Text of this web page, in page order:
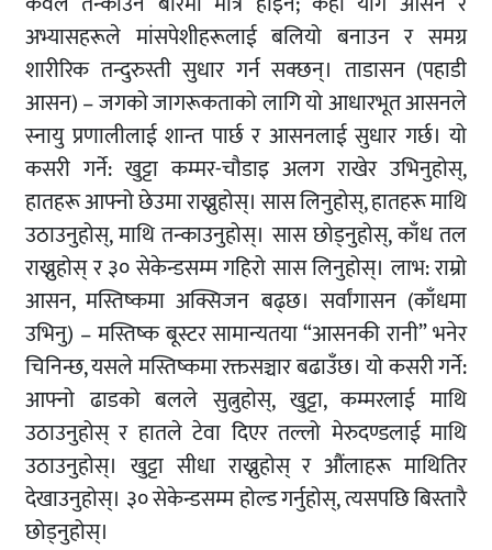
अभ्यासहरूले मांसपेशीहरूलाई बलियो बनाउन र समग्र
शारीरिक तन्दुरुस्ती सुधार गर्न सक्छन्। ताडासन (पहाडी
आसन) – जगको जागरूकताको लागि यो आधारभूत आसनले
स्नायु प्रणालीलाई शान्त पार्छ र आसनलाई सुधार गर्छ। यो
कसरी गर्ने: खुट्टा कम्मर-चौडाइ अलग राखेर उभिनुहोस्,
हातहरू आफ्नो छेउमा राख्नुहोस्। सास लिनुहोस्, हातहरू माथि
उठाउनुहोस्, माथि तन्काउनुहोस्। सास छोड्नुहोस्, काँध तल
राख्नुहोस् र ३० सेकेन्डसम्म गहिरो सास लिनुहोस्। लाभ: राम्रो
आसन, मस्तिष्कमा अक्सिजन बढ्छ। सर्वांगासन (काँधमा
उभिनु) – मस्तिष्क बूस्टर सामान्यतया “आसनकी रानी” भनेर
चिनिन्छ, यसले मस्तिष्कमा रक्तसञ्चार बढाउँछ। यो कसरी गर्ने:
आफ्नो ढाडको बलले सुत्नुहोस्, खुट्टा, कम्मरलाई माथि
उठाउनुहोस् र हातले टेवा दिएर तल्लो मेरुदण्डलाई माथि
उठाउनुहोस्। खुट्टा सीधा राख्नुहोस् र औंलाहरू माथितिर
देखाउनुहोस्। ३० सेकेन्डसम्म होल्ड गर्नुहोस्, त्यसपछि बिस्तारै
छोड्नुहोस्।